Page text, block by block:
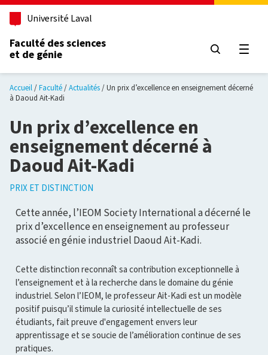
Aller au contenu principal
Université Laval
Faculté des sciences
et de génie
Accueil Faculté Actualités
Un prix d’excellence en enseignement décerné
à Daoud Ait-Kadi
Un prix d’excellence en
enseignement décerné à
Daoud Ait-Kadi
PRIX ET DISTINCTION
Cette année, l’IEOM Society International a décerné le
prix d’excellence en enseignement au professeur
associé en génie industriel Daoud Ait-Kadi.
Cette distinction reconnaît sa contribution exceptionnelle à
l’enseignement et à la recherche dans le domaine du génie
industriel. Selon l’IEOM, le professeur Ait-Kadi est un modèle
positif puisqu’il stimule la curiosité intellectuelle de ses
étudiants, fait preuve d'engagement envers leur
apprentissage et se soucie de l’amélioration continue de ses
pratiques.